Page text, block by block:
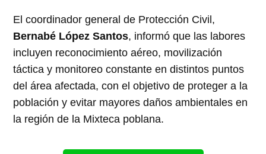
El coordinador general de Protección Civil,
Bernabé López Santos, informó que las labores
incluyen reconocimiento aéreo, movilización
táctica y monitoreo constante en distintos puntos
del área afectada, con el objetivo de proteger a la
población y evitar mayores daños ambientales en
la región de la Mixteca poblana.